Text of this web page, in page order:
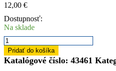
12,00 €
Dostupnosť:
Na sklade
množstvo
Náhradný
diel
43461
Pridať do košíka
Katalógové číslo: 43461